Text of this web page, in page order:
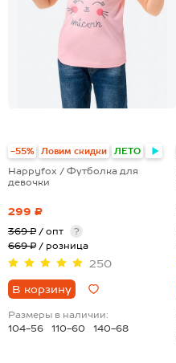
-55% Ловим скидки ЛЕТО
Happyfox / Футболка для
девочки
299 ₽
369 ₽ / опт
?
669 ₽ / розница
250
В корзину
Размеры в наличии:
104-56
110-60 140-68